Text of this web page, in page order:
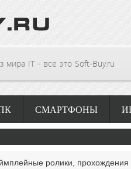
мира IT - все это Soft-Buy.ru
СМАРТФОНЫ
ролики,